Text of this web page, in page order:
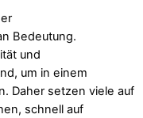
Bedeutung.
und
um in einem
Daher setzen viele auf
schnell auf